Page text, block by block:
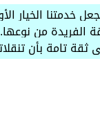
خدمتنا الخيار
الفريدة من
تامة بأن